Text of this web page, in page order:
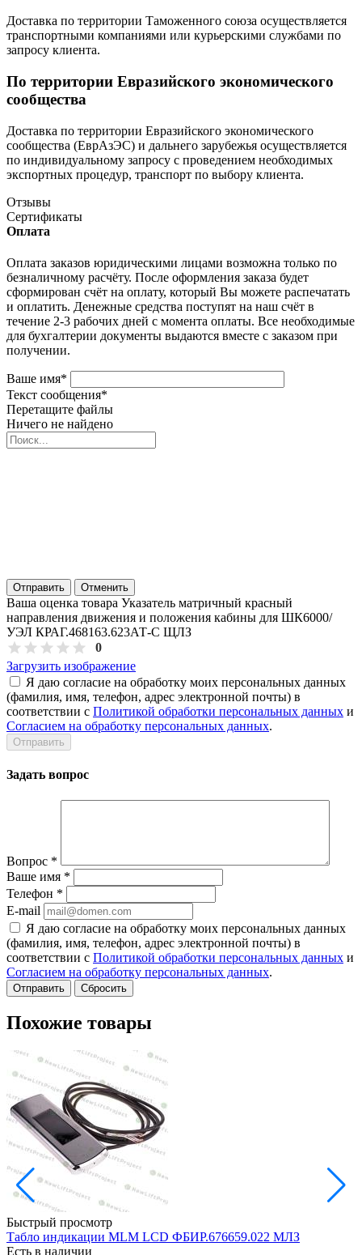
Доставка по территории Таможенного союза осуществляется
транспортными компаниями или курьерскими службами по
запросу клиента.
По территории Евразийского экономического
сообщества
Доставка по территории Евразийского экономического
сообщества (ЕврАзЭС) и дальнего зарубежья осуществляется
по индивидуальному запросу с проведением необходимых
экспортных процедур, транспорт по выбору клиента.
Отзывы
Сертификаты
Оплата
Оплата заказов юридическими лицами возможна только по
безналичному расчёту. После оформления заказа будет
сформирован счёт на оплату, который Вы можете распечатать
и оплатить. Денежные средства поступят на наш счёт в
течение 2-3 рабочих дней с момента оплаты. Все необходимые
для бухгалтерии документы выдаются вместе с заказом при
получении.
Ваше имя*
Текст сообщения*
Перетащите файлы
Ничего не найдено
Отправить Отменить
Ваша оценка товара Указатель матричный красный
направления движения и положения кабины для ШК6000/
УЭЛ КРАГ.468163.623АТ-С ЩЛЗ
0
Загрузить изображение
Я даю согласие на обработку моих персональных данных
(фамилия, имя, телефон, адрес электронной почты) в
соответствии с Политикой обработки персональных данных и
Согласием на обработку персональных данных.
Задать вопрос
Вопрос *
Ваше имя *
Телефон *
E-mail
Я даю согласие на обработку моих персональных данных
(фамилия, имя, телефон, адрес электронной почты) в
соответствии с Политикой обработки персональных данных и
Согласием на обработку персональных данных.
Сбросить
Похожие товары
Быстрый просмотр
Табло индикации MLM LCD ФБИР.676659.022 МЛЗ
Есть в наличии